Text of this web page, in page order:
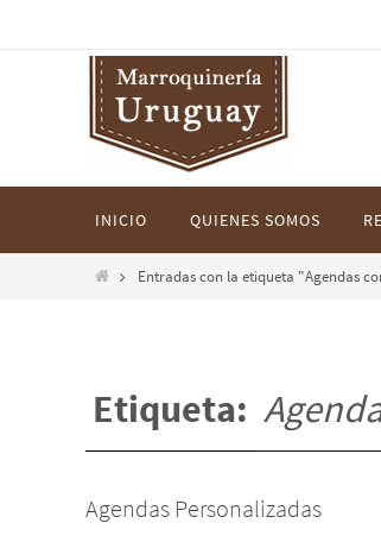
contenido
INICIO QUIENES SOMOS
InicioEntradas con la etiqueta "Agendas
Etiqueta:
Agendas Personalizadas